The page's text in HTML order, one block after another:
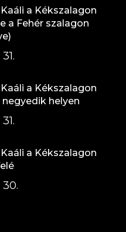
a Kékszalagon
a Fehér szalagon
a Kékszalagon
negyedik helyen
a Kékszalagon